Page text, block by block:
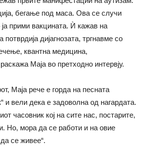
бегање под маса. Ова се случи
прими вакцината. Ѝ кажав на
потврдија дијагнозата, тргнавме со
квантна медицина,
Маја во претходно интервју.
Маја рече е горда на песната
и вели дека е задоволна од нагардата.
часовник кој на сите нас, постарите,
Но, мора да се работи и на овие
се живее“.